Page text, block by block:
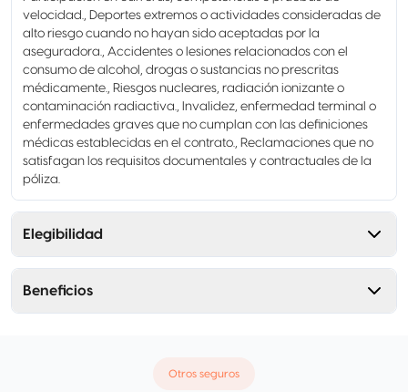
velocidad., Deportes extremos o actividades consideradas de
alto riesgo cuando no hayan sido aceptadas por la
aseguradora., Accidentes o lesiones relacionados con el
consumo de alcohol, drogas o sustancias no prescritas
médicamente., Riesgos nucleares, radiación ionizante o
contaminación radiactiva., Invalidez, enfermedad terminal o
enfermedades graves que no cumplan con las definiciones
médicas establecidas en el contrato., Reclamaciones que no
satisfagan los requisitos documentales y contractuales de la
póliza.
Elegibilidad
Beneficios
Otros seguros